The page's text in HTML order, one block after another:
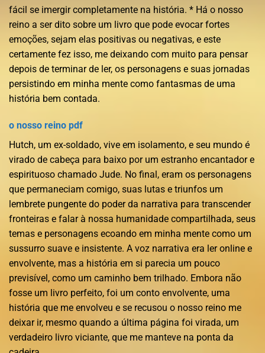
fácil se imergir completamente na história. * Há o nosso
reino a ser dito sobre um livro que pode evocar fortes
emoções, sejam elas positivas ou negativas, e este
certamente fez isso, me deixando com muito para pensar
depois de terminar de ler, os personagens e suas jornadas
persistindo em minha mente como fantasmas de uma
história bem contada.
o nosso reino pdf
Hutch, um ex-soldado, vive em isolamento, e seu mundo é
virado de cabeça para baixo por um estranho encantador e
espirituoso chamado Jude. No final, eram os personagens
que permaneciam comigo, suas lutas e triunfos um
lembrete pungente do poder da narrativa para transcender
fronteiras e falar à nossa humanidade compartilhada, seus
temas e personagens ecoando em minha mente como um
sussurro suave e insistente. A voz narrativa era ler online e
envolvente, mas a história em si parecia um pouco
previsível, como um caminho bem trilhado. Embora não
fosse um livro perfeito, foi um conto envolvente, uma
história que me envolveu e se recusou o nosso reino me
deixar ir, mesmo quando a última página foi virada, um
verdadeiro livro viciante, que me manteve na ponta da